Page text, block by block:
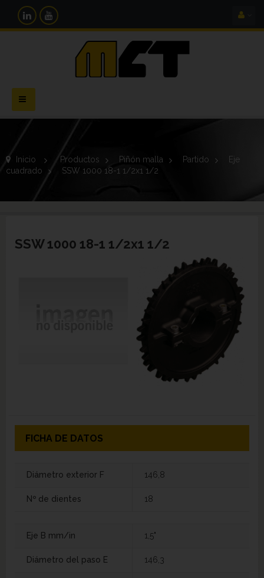
Navegación
Toggle
Inicio > Productos > Piñón malla > Partido >
Eje
cuadrado
> SSW 1000 18-1 1/2x1 1/2
SSW 1000 18-1 1/2x1 1/2
FICHA DE DATOS
Diámetro exterior F 146,8
Nº de dientes 18
Eje B mm/in 1,5"
Diámetro del paso E 146,3